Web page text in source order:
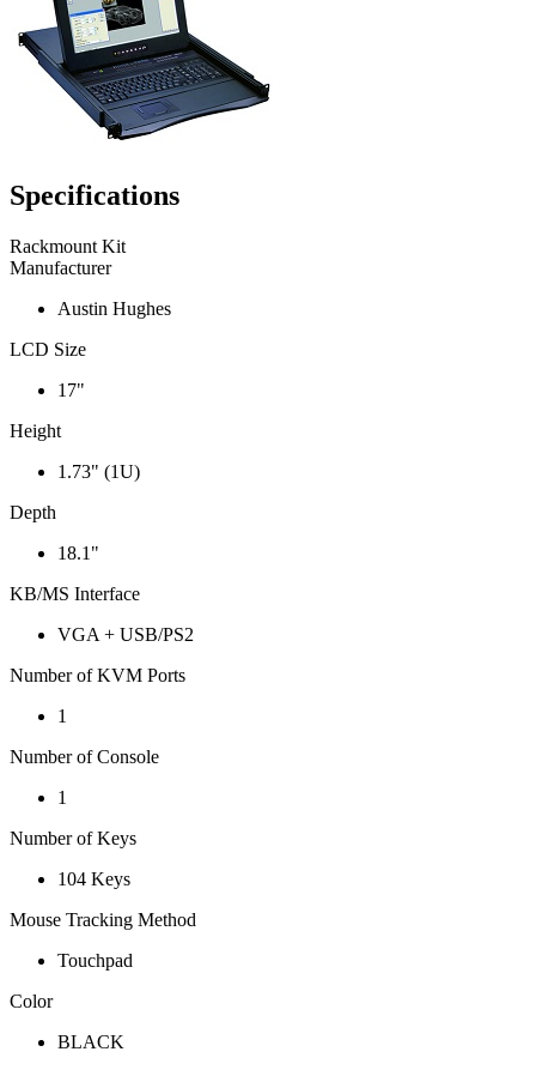
Specifications
Rackmount Kit
Manufacturer
Austin Hughes
LCD Size
17"
Height
1.73" (1U)
Depth
18.1"
KB/MS Interface
VGA + USB/PS2
Number of KVM Ports
1
Number of Console
1
Number of Keys
104 Keys
Mouse Tracking Method
Touchpad
Color
BLACK